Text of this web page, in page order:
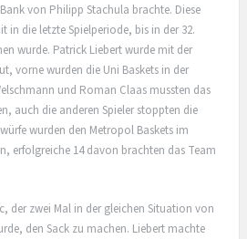
von Philipp Stachula brachte. Diese
in die letzte Spielperiode, bis in der 32.
wurde. Patrick Liebert wurde mit der
vorne wurden die Uni Baskets in der
und Roman Claas mussten das
auch die anderen Spieler stoppten die
wurden den Metropol Baskets im
erfolgreiche 14 davon brachten das Team
der zwei Mal in der gleichen Situation von
den Sack zu machen. Liebert machte